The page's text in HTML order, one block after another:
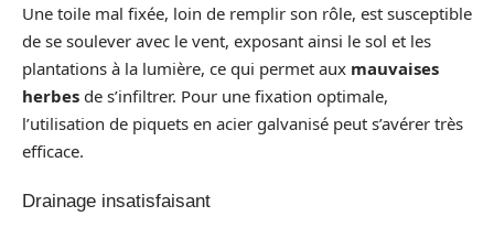
Une toile mal fixée, loin de remplir son rôle, est susceptible
de se soulever avec le vent, exposant ainsi le sol et les
plantations à la lumière, ce qui permet aux mauvaises
herbes de s’infiltrer. Pour une fixation optimale,
l’utilisation de piquets en acier galvanisé peut s’avérer très
efficace.
Drainage insatisfaisant